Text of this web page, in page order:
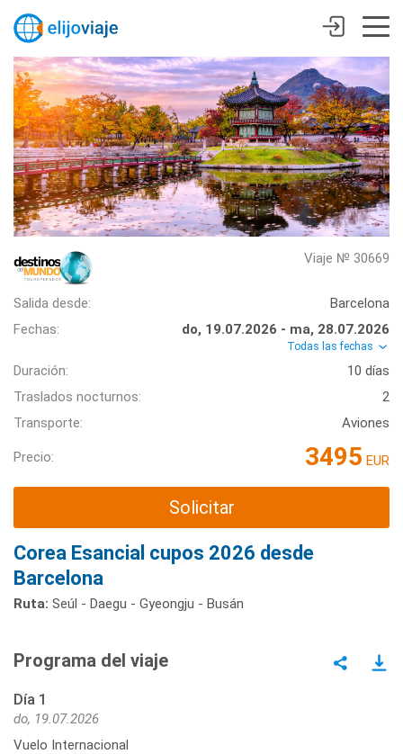
Viaje № 30669
Salida desde:
Barcelona
Fechas:
do, 19.07.2026 - ma, 28.07.2026
Todas las fechas
Duración:
10 días
Traslados nocturnos:
2
Transporte:
Aviones
Precio: 3495 EUR
Solicitar
Corea Esancial cupos 2026 desde
Barcelona
Ruta: Seúl - Daegu - Gyeongju - Busán
Programa del viaje
Día 1
do, 19.07.2026
Vuelo Internacional